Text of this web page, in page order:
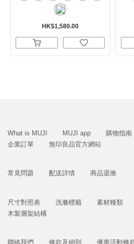
HK$1,580.00
What is MUJI MUJI app 購物指南
企業訂單
無印良品官方網站
常見問題 配送詳情 商品退換
尺寸對照表 洗滌標籤 素材種類
木製層架結構
聯絡我們 條款及細則 優惠活動條